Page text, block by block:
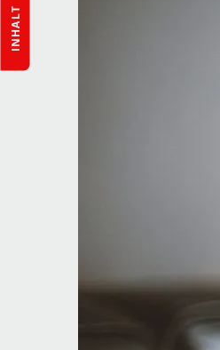
INHALT